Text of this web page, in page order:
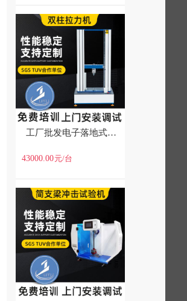
工厂批发电子落地式金属纺织拉伸强度测试仪万能材料双柱拉力机
43000.00元/台